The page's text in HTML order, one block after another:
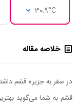
30.9°C
خلاصه مقاله
در سفر به جزیره قشم
قشم به شما می‌گوید